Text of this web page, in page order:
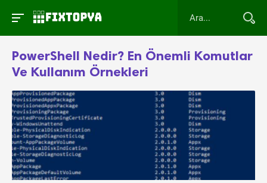
PowerShell Nedir? En Önemli Komutlar
Ve Kullanım Örnekleri